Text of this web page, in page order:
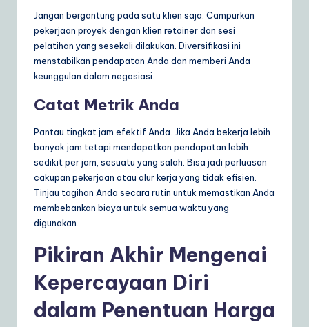
Jangan bergantung pada satu klien saja. Campurkan
pekerjaan proyek dengan klien retainer dan sesi
pelatihan yang sesekali dilakukan. Diversifikasi ini
menstabilkan pendapatan Anda dan memberi Anda
keunggulan dalam negosiasi.
Catat Metrik Anda
Pantau tingkat jam efektif Anda. Jika Anda bekerja lebih
banyak jam tetapi mendapatkan pendapatan lebih
sedikit per jam, sesuatu yang salah. Bisa jadi perluasan
cakupan pekerjaan atau alur kerja yang tidak efisien.
Tinjau tagihan Anda secara rutin untuk memastikan Anda
membebankan biaya untuk semua waktu yang
digunakan.
Pikiran Akhir Mengenai
Kepercayaan Diri
dalam Penentuan Harga